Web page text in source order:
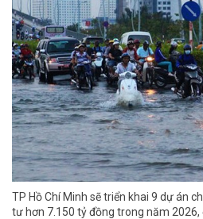
TP Hồ Chí Minh sẽ triển khai 9 dự án
tư hơn 7.150 tỷ đồng trong năm